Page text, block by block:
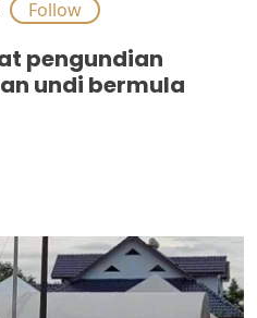
pengundian
undi bermula